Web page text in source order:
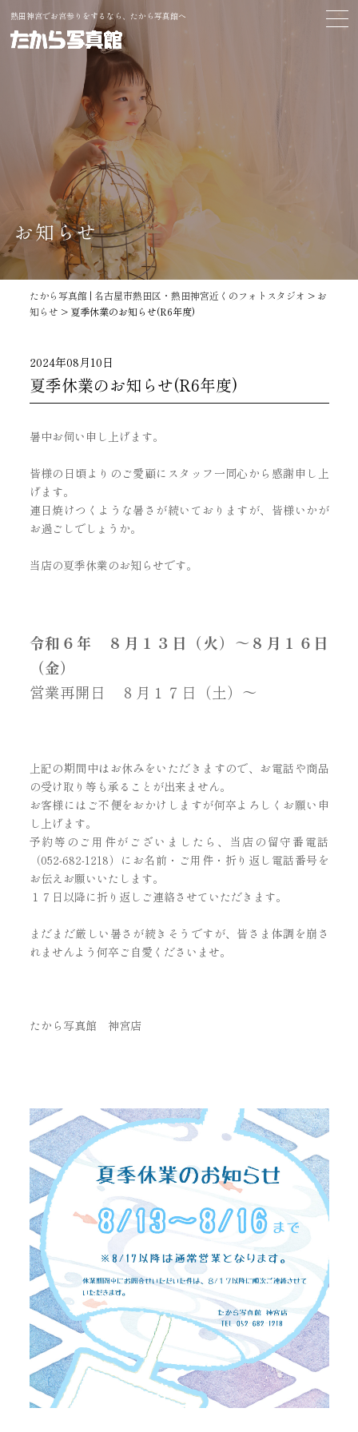
熱田神宮でお宮参りをするなら、たから写真館へ
お知らせ
たから写真館 | 名古屋市熱田区・熱田神宮近くのフォトスタジオ > お
知らせ > 夏季休業のお知らせ(R6年度)
2024年08月10日
夏季休業のお知らせ(R6年度)
暑中お伺い申し上げます。
皆様の日頃よりのご愛顧にスタッフ一同心から感謝申し上
げます。
連日焼けつくような暑さが続いておりますが、皆様いかが
お過ごしでしょうか。
当店の夏季休業のお知らせです。
令和６年 ８月１３日（火）～８月１６日
（金）
営業再開日 ８月１７日（土）～
上記の期間中はお休みをいただきますので、お電話や商品
の受け取り等も承ることが出来ません。
お客様にはご不便をおかけしますが何卒よろしくお願い申
し上げます。
予約等のご用件がございましたら、当店の留守番電話
（052-682-1218）にお名前・ご用件・折り返し電話番号を
お伝えお願いいたします。
１７日以降に折り返しご連絡させていただきます。
まだまだ厳しい暑さが続きそうですが、皆さま体調を崩さ
れませんよう何卒ご自愛くださいませ。
たから写真館 神宮店